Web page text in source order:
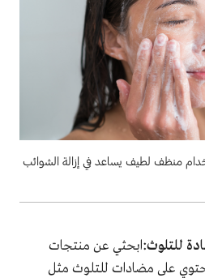
منظف لطيف يساعد في إزالة الشوائب
للتلوث:ابحثي عن منتجات
تحتوي على مضادات للتلوث مثل